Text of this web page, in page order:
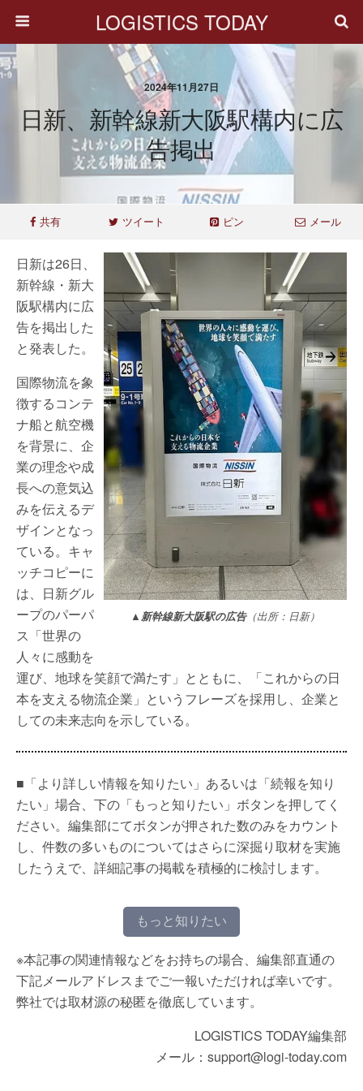
LOGISTICS TODAY
2024年11月27日
日新、新幹線新大阪駅構内に広
告掲出
共有 ツイート ピン メール
▲新幹線新大阪駅の広告（出所：日新）
日新は26日、
新幹線・新大
阪駅構内に広
告を掲出した
と発表した。
国際物流を象
徴するコンテ
ナ船と航空機
を背景に、企
業の理念や成
長への意気込
みを伝えるデ
ザインとなっ
ている。キャ
ッチコピーに
は、日新グル
ープのパーパ
ス「世界の
人々に感動を
運び、地球を笑顔で満たす」とともに、「これからの日
本を支える物流企業」というフレーズを採用し、企業と
しての未来志向を示している。
■「より詳しい情報を知りたい」あるいは「続報を知り
たい」場合、下の「もっと知りたい」ボタンを押してく
ださい。編集部にてボタンが押された数のみをカウント
し、件数の多いものについてはさらに深掘り取材を実施
したうえで、詳細記事の掲載を積極的に検討します。
もっと知りたい
※本記事の関連情報などをお持ちの場合、編集部直通の
下記メールアドレスまでご一報いただければ幸いです。
弊社では取材源の秘匿を徹底しています。
LOGISTICS TODAY編集部
メール：support@logi-today.com